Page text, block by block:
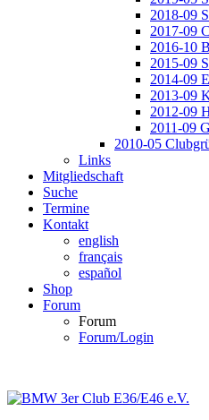
2018-09
2017-09
2016-10
2015-09
2014-09
2013-09
2012-09
2011-09
2010-05
Links
Mitgliedschaft
Suche
Termine
Kontakt
english
français
español
Shop
Forum
Forum
Forum/Login